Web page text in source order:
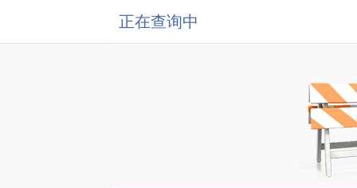
正在查询中